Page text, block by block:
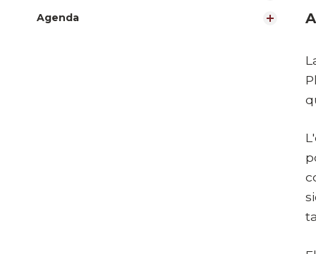
Agenda